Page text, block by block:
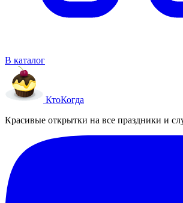
В каталог
КтоКогда
Красивые открытки на все праздники и